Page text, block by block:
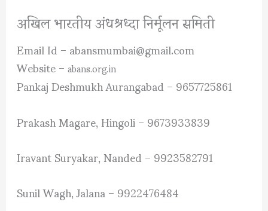
अखिल भारतीय अंधश्रध्दा निर्मूलन समिती
Email Id – abansmumbai@gmail.com
Website –abans.org.in
Pankaj Deshmukh Aurangabad – 9657725861
Prakash Magare, Hingoli – 9673933839
Iravant Suryakar, Nanded – 9923582791
Sunil Wagh, Jalana – 9922476484